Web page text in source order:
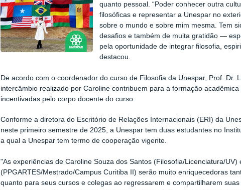
quanto pessoal. “Poder conhecer outra
filosóficas e representar a Unespar no
sobre o mundo e sobre mim mesma. Tem
desafios e também de muita gratidão —
pela oportunidade de integrar filosofia,
destacou.
De acordo com o coordenador do curso de Filosofia da Unespar, Prof. Dr.
intercâmbio realizado por Caroline contribuem para a formação
incentivadas pelo corpo docente do curso.
Conforme a diretora do Escritório de Relações Internacionais (ERI) da
neste primeiro semestre de 2025, a Unespar tem duas estudantes no
a qual a Unespar tem termo de cooperação vigente.
"As experiências de Caroline Souza dos Santos (Filosofia/Licenciatura/UV)
(PPGARTES/Mestrado/Campus Curitiba II) serão muito enriquecedoras
quanto para seus cursos e colegas ao regressarem e compartilharem